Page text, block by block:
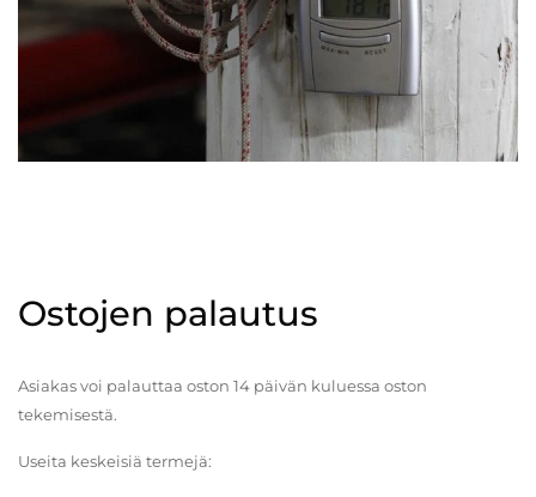
Ostojen palautus
Asiakas voi palauttaa oston 14 päivän kuluessa oston
tekemisestä.
Useita keskeisiä termejä: